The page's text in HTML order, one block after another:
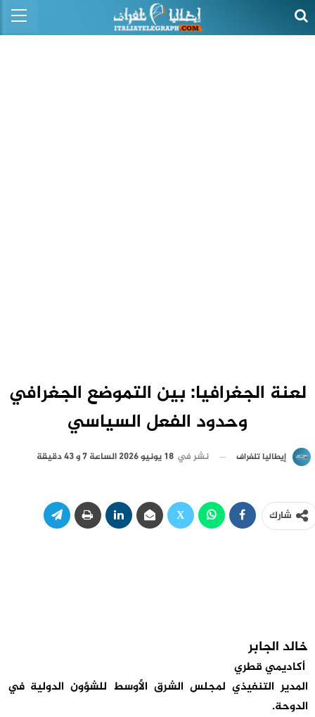
لعنة الجغرافيا: بين التموضع الجغرافي
وحدود الفعل السياسي
إيطاليا تلغراف نشر في 18 يونيو 2026 الساعة 7 و 43 دقيقة
شارك
خالد الجابر
أكاديمي قطري
المدير التنفيذي لمجلس الشرق الأوسط للشؤون الدولية في
الدوحة.